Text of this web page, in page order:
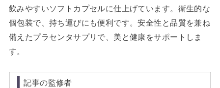
飲みやすいソフトカプセルに仕上げています。衛生的な
個包装で、持ち運びにも便利です。安全性と品質を兼ね
備えたプラセンタサプリで、美と健康をサポートしま
す。
記事の監修者